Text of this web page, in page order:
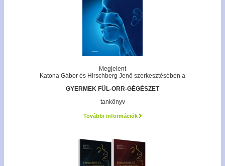
Megjelent
Katona Gábor és Hirschberg Jenő szerkesztésében a
GYERMEK FÜL-ORR-GÉGÉSZET
tankönyv
További információk